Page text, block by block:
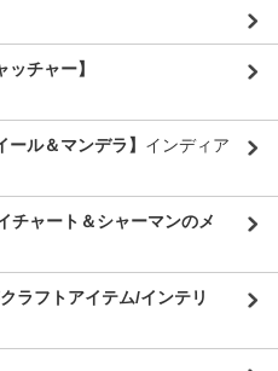
チャー】
ル＆マンデラ】 インディア
チャート＆シャーマンのメ
ラフトアイテム/インテリ